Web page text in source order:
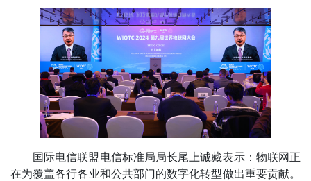
国际电信联盟电信标准局局长尾上诚藏表示：物联网正
在为覆盖各行各业和公共部门的数字化转型做出重要贡献。